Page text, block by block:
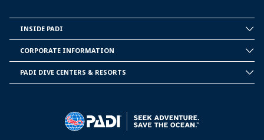
PADI
INSIDE PADI
INFORMATION
CORPORATE INFORMATION
PADI DIVE CENTERS & RESORTS